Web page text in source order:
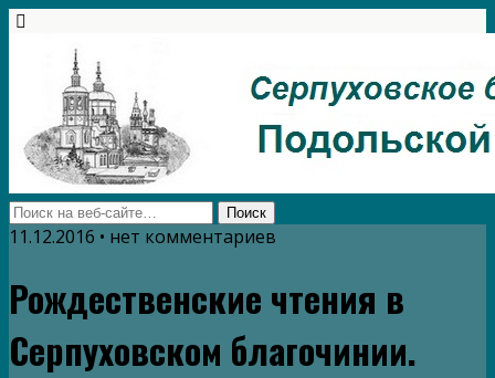
11.12.2016 • нет комментариев
Рождественские чтения в
Серпуховском благочинии.